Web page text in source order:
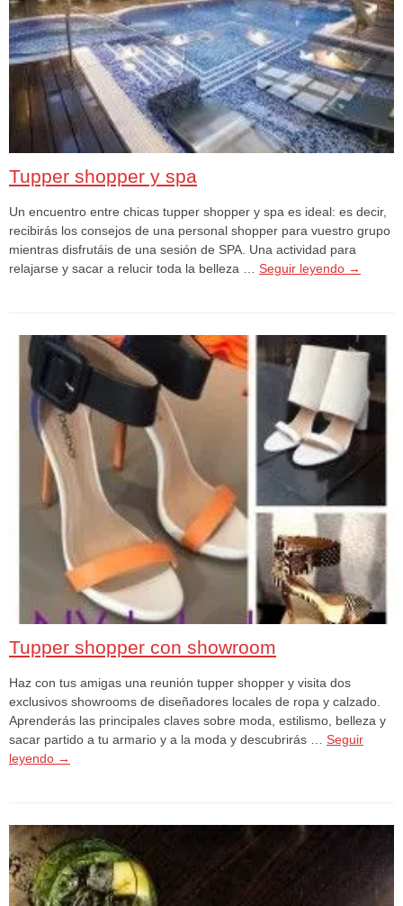
Tupper shopper y spa
Un encuentro entre chicas tupper shopper y spa es ideal: es decir,
recibirás los consejos de una personal shopper para vuestro grupo
mientras disfrutáis de una sesión de SPA. Una actividad para
relajarse y sacar a relucir toda la belleza … Seguir leyendo →
Tupper shopper con showroom
Haz con tus amigas una reunión tupper shopper y visita dos
exclusivos showrooms de diseñadores locales de ropa y calzado.
Aprenderás las principales claves sobre moda, estilismo, belleza y
sacar partido a tu armario y a la moda y descubrirás … Seguir
leyendo →